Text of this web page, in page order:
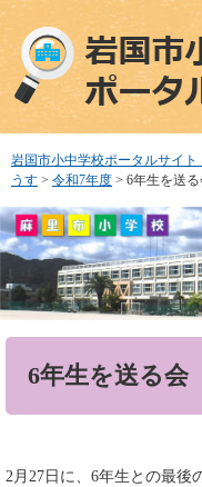
ペ
で
す
メ
ば
し
本
文
岩国市小中学校ポータルサイト
うす > 令和7年度 > 6年生を送
6年生を送る会
2月27日に、6年生との最後